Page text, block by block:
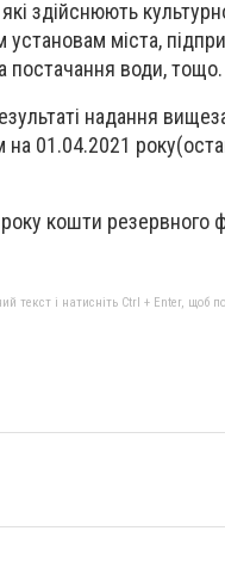
здійснюють
міста,
постачання води, тощо.
надання
на 01.04.2021
кошти резервного
текст і натисніть Ctrl + Enter, щоб